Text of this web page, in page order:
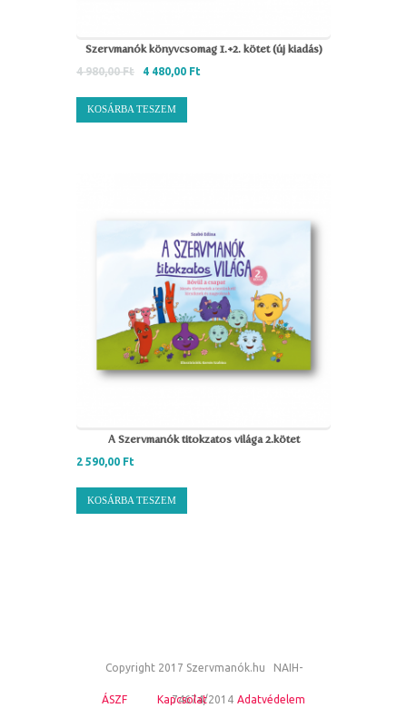
Szervmanók könyvcsomag 1.+2. kötet (új kiadás)
4 980,00Ft 4 480,00 Ft
KOSÁRBA TESZEM
A Szervmanók titokzatos világa 2.kötet
2 590,00 Ft
KOSÁRBA TESZEM
Copyright 2017 Szervmanók.hu NAIH-
74674/2014
ÁSZF Kapcsolat Adatvédelem